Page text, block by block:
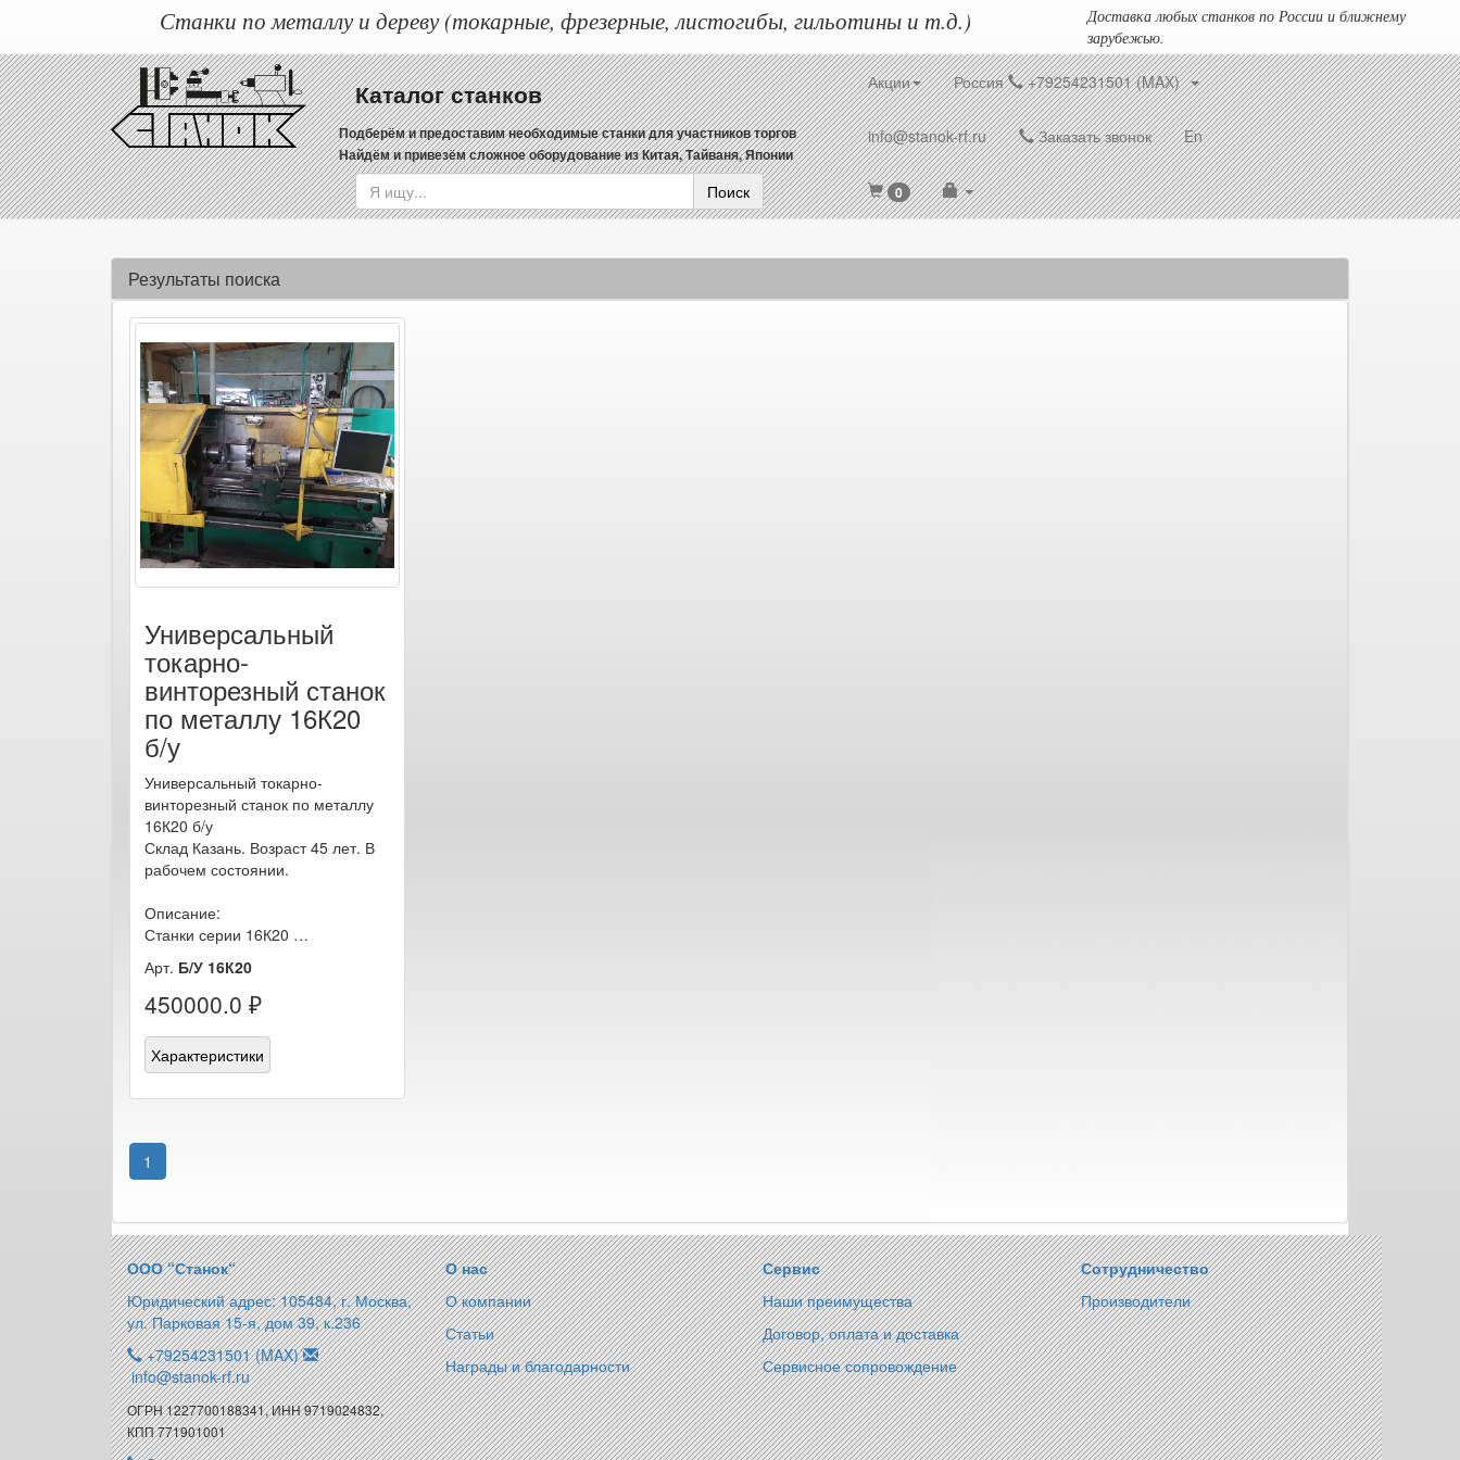
Станки по металлу и дереву (токарные, фрезерные, листогибы, гильотины и т.д.)
Доставка любых станков по России и ближнему
зарубежью.
Каталог станков
Подберём и предоставим необходимые станки для участников торгов
Найдём и привезём сложное оборудование из Китая, Тайваня, Японии
Поиск
Акции Россия +79254231501 (MAX)
info@stanok-rf.ru Заказать звонок En
0
Результаты поиска
Универсальный
токарно-
винторезный станок
по металлу 16К20
б/у
Универсальный токарно-
винторезный станок по металлу
16К20 б/у
Склад Казань. Возраст 45 лет. В
рабочем состоянии.
Описание:
Станки серии 16К20 …
Арт. Б/У 16К20
450000.0 ₽
Характеристики
1
ООО “Станок“
Юридический адрес: 105484, г. Москва,
ул. Парковая 15-я, дом 39, к.236
+79254231501 (MAX)
info@stanok-rf.ru
ОГРН 1227700188341, ИНН 9719024832,
КПП 771901001
О нас
О компании
Статьи
Награды и благодарности
Сервис
Наши преимущества
Договор, оплата и доставка
Сервисное сопровождение
Сотрудничество
Производители